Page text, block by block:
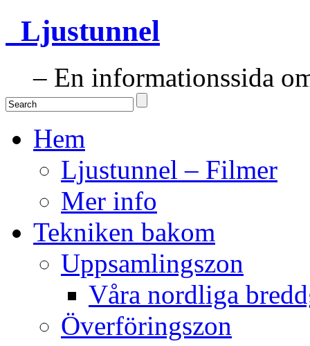
Ljustunnel
– En informationssida
Hem
Ljustunnel – Filmer
Mer info
Tekniken bakom
Uppsamlingszon
Våra nordliga
Överföringszon